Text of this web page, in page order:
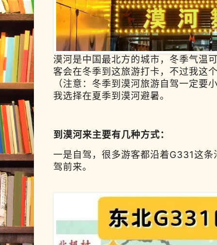
漠河是中国最北方的城市，冬季气温
客会在冬季到这旅游打卡，不过我这
（注意：冬季到漠河旅游自驾一定要
我选择在夏季到漠河避暑。
到漠河来主要有几种方式：
一是自驾，很多游客都沿着G331这
驾前来。